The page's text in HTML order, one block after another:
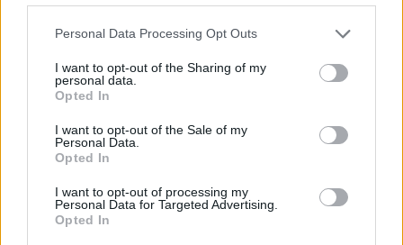
Personal Data Processing Opt Outs
I want to opt-out of the Sharing of my
personal data.
Opted In
I want to opt-out of the Sale of my
Personal Data.
Opted In
I want to opt-out of processing my
Personal Data for Targeted Advertising.
Opted In
Az előfizetés a következőket tartalmazza:
Portfolio.hu teljes cikkarchívum
Kötéslisták: BÉT elmúlt 2 év napon belüli
kötéslistái
Előfizetés